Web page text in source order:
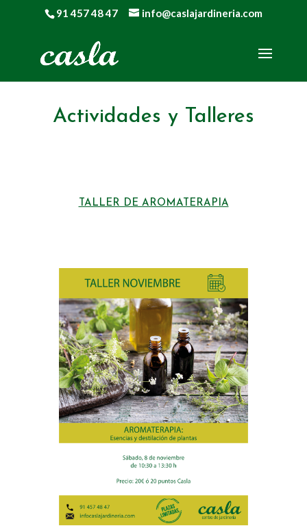
91 457 48 47 info@caslajardineria.com
Actividades y Talleres
TALLER DE AROMATERAPIA